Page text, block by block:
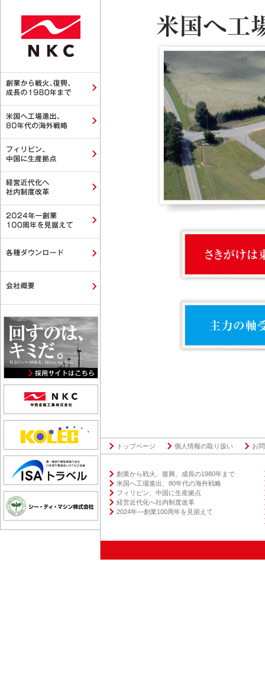
トップページ 個人情報の取り扱い お
創業から戦火、復興、成⻑の1980年まで
米国へ工場進出、80年代の海外戦略
フィリピン、中国に生産拠点
経営近代化へ社内制度改⾰
2024年―創業100周年を⾒据えて